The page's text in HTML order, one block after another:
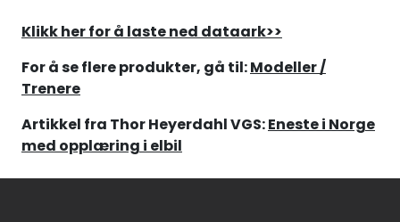
Klikk her for å laste ned dataark>>
For å se flere produkter, gå til:Modeller /
Trenere
Artikkel fra Thor Heyerdahl VGS:Eneste i Norge
med opplæring i elbil